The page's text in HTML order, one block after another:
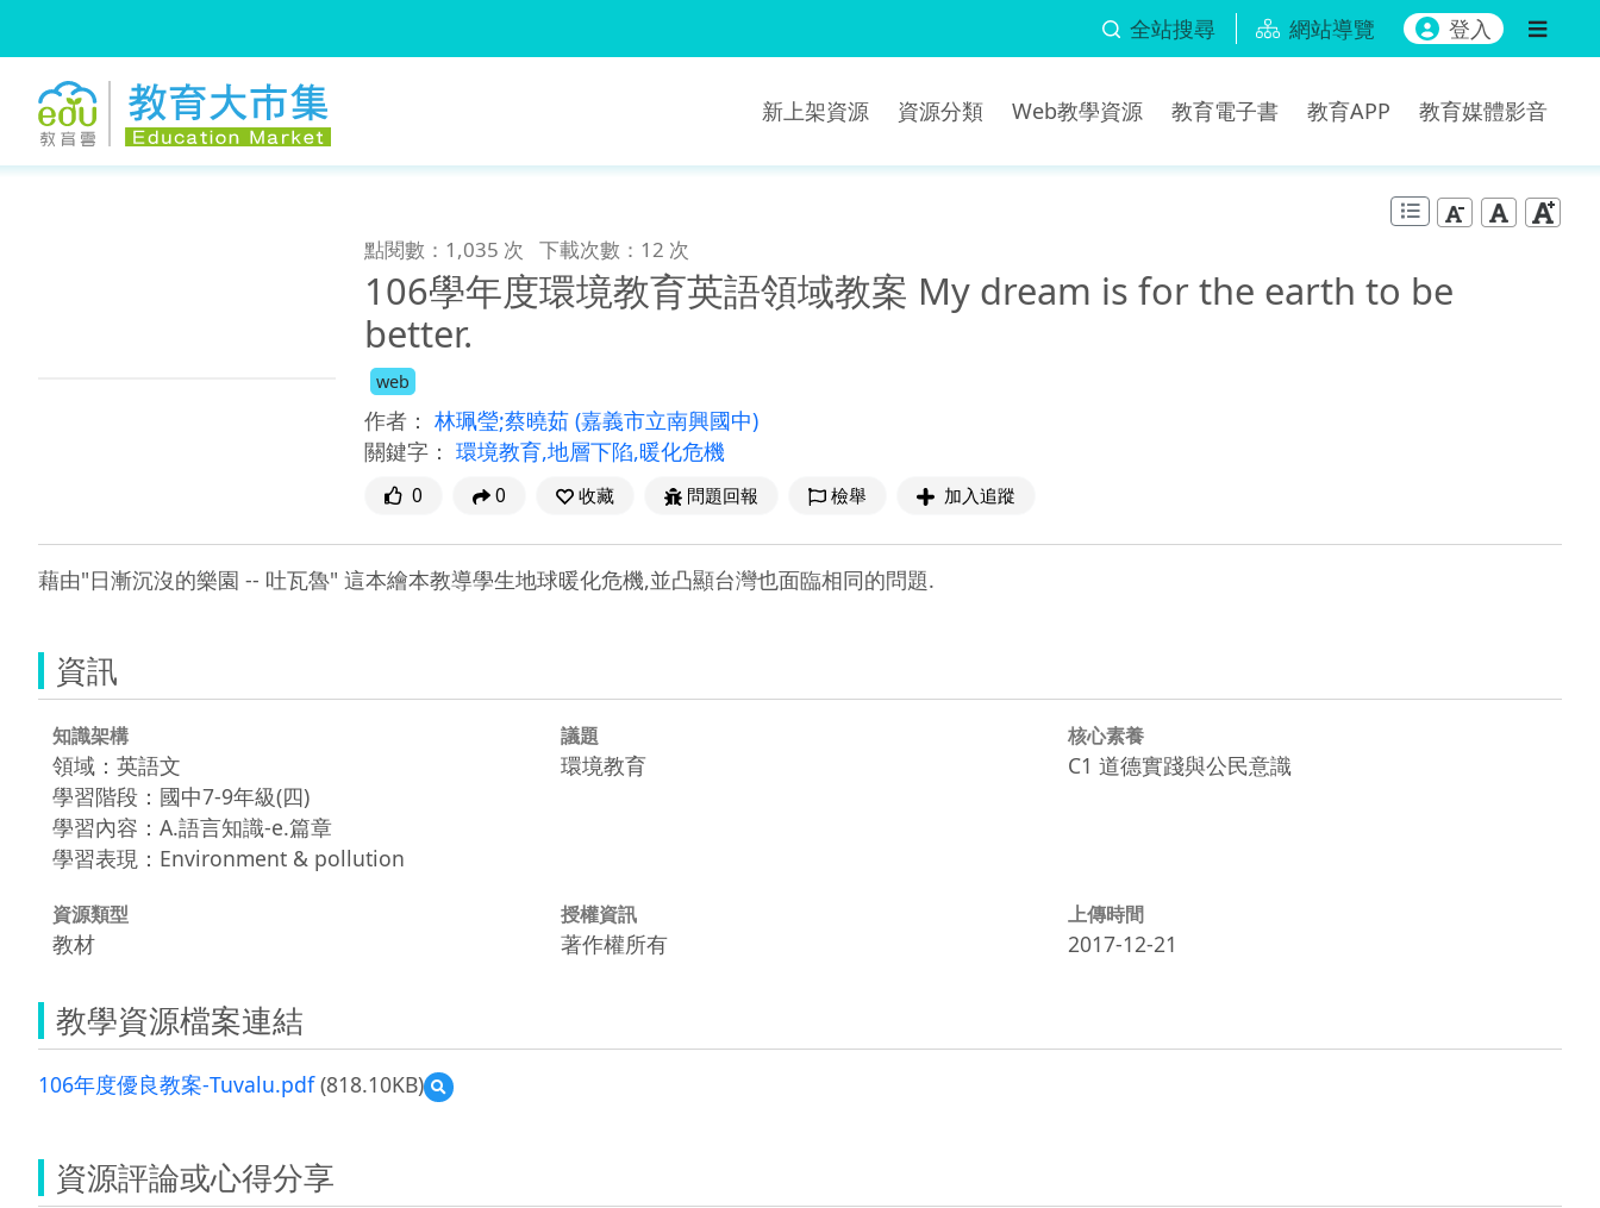
全站搜尋 網站導覽 登入
新上架資源 資源分類 Web教學資源 教育電子書 教育APP 教育媒體影音
點閱數：1,035 次 下載次數：12 次
106學年度環境教育英語領域教案 My dream is for the earth to be
better.
web
作者： 林珮瑩;蔡曉茹 (嘉義市立南興國中)
關鍵字： 環境教育,地層下陷,暖化危機
0 0 收藏 問題回報 檢舉 加入追蹤
藉由"日漸沉沒的樂園 -- 吐瓦魯" 這本繪本教導學生地球暖化危機,並凸顯台灣也面臨相同的問題.
資訊
知識架構
領域：英語文
學習階段：國中7-9年級(四)
學習內容：A.語言知識-e.篇章
學習表現：Environment & pollution
議題
環境教育
核心素養
C1 道德實踐與公民意識
資源類型
教材
授權資訊
著作權所有
上傳時間
2017-12-21
教學資源檔案連結
106年度優良教案-Tuvalu.pdf(818.10KB)
預
覽
資源評論或心得分享